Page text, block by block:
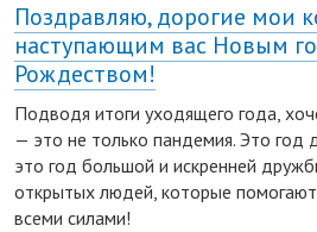
Поздравляю, дорогие мои
наступающим вас Новым
Рождеством!
Подводя итоги уходящего года,
— это не только пандемия. Это год
это год большой и искренней
открытых людей, которые
всеми силами!